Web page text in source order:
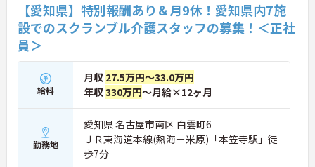
【愛知県】特別報酬あり＆月9休！愛知県内7施
設でのスクランブル介護スタッフの募集！＜正社
員＞
給料
月収 27.5万円～33.0万円
年収330万円～月給×12ヶ月
勤務地
愛知県 名古屋市南区 白雲町6
ＪＲ東海道本線(熱海－米原)「本笠寺駅」徒
歩7分